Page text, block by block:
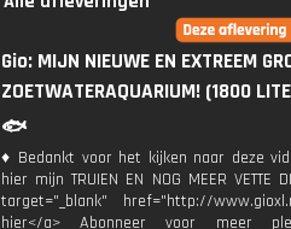
Gio: MIJN NIEUWE EN EXTREEM
ZOETWATERAQUARIUM! (1800
🐟
♦ Bedankt voor het kijken naar deze
hier mijn TRUIEN EN NOG MEER VETTE
target="_blank" href="http://
hier</a> Abonneer voor meer